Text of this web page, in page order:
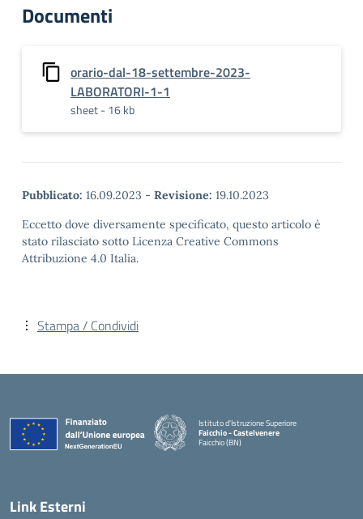
Documenti
orario-dal-18-settembre-2023-
LABORATORI-1-1
sheet - 16 kb
Pubblicato: 16.09.2023 - Revisione: 19.10.2023
Eccetto dove diversamente specificato, questo articolo è
stato rilasciato sotto Licenza Creative Commons
Attribuzione 4.0 Italia.
Stampa / Condividi
Istituto d'Istruzione Superiore
Faicchio - Castelvenere
Faicchio (BN)
Link Esterni